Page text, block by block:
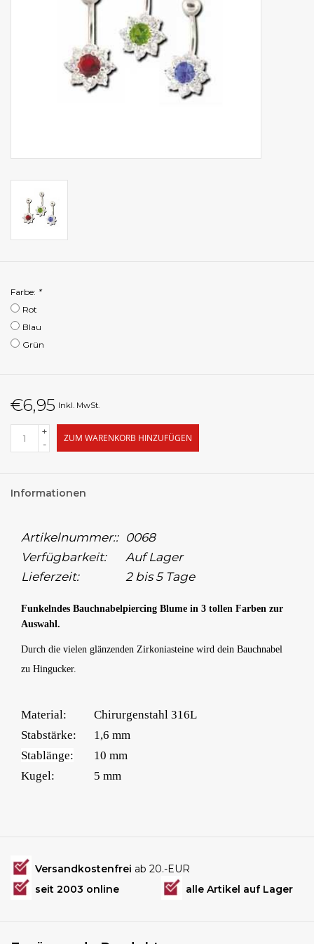
Farbe: *
Rot
Blau
Grün
€6,95 Inkl. MwSt.
+
-
ZUM WARENKORB HINZUFÜGEN
Informationen
Artikelnummer:: 0068
Verfügbarkeit:
Auf Lager
Lieferzeit:
2 bis 5 Tage
Funkelndes Bauchnabelpiercing Blume in 3 tollen Farben zur
Auswahl.
Durch die vielen glänzenden Zirkoniasteine wird dein Bauchnabel
zu Hingucker.
Material:
Chirurgenstahl 316L
Stabstärke:
1,6 mm
Stablänge:
10 mm
Kugel:
5 mm
Versandkostenfrei ab 20.-EUR
seit 2003 online
alle Artikel auf Lager